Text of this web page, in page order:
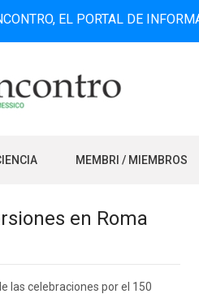
EL PORTAL DE INFORMACIÓN
MEMBRI / MIEMBROS
en Roma
las celebraciones por el 150